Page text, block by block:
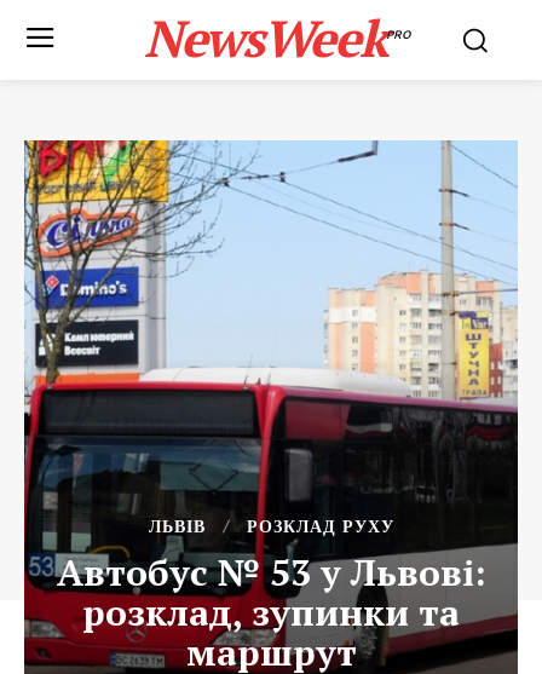
NewsWeekPRO
ЛЬВІВ РОЗКЛАД РУХУ
Автобус № 53 у Львові:
розклад, зупинки та
маршрут